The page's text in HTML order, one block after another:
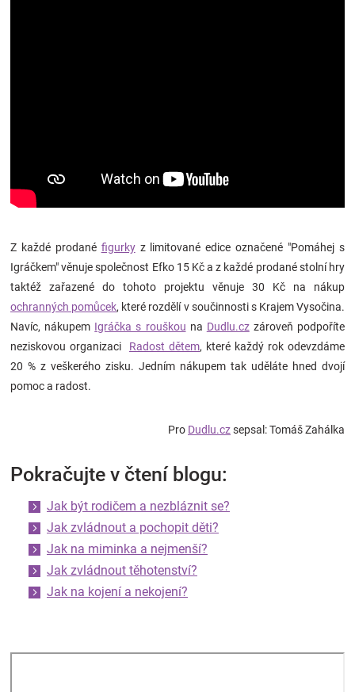
Z každé prodané figurkyz limitované edice označené "Pomáhej s
Igráčkem" věnuje společnost Efko 15 Kč a z každé prodané stolní hry
taktéž zařazené do tohoto projektu věnuje 30 Kč na nákup
ochranných pomůcek, které rozdělí v součinnosti s Krajem Vysočina.
Navíc, nákupem Igráčka s rouškou na Dudlu.czzároveň podpoříte
neziskovou organizaci Radost dětem, které každý rok odevzdáme
20 % z veškerého zisku. Jedním nákupem tak uděláte hned dvojí
pomoc a radost.
Pro Dudlu.czsepsal: Tomáš Zahálka
Pokračujte v čtení blogu:
Jak být rodičem a nezbláznit se?
Jak zvládnout a pochopit děti?
Jak na miminka a nejmenší?
Jak zvládnout těhotenství?
Jak na kojení a nekojení?